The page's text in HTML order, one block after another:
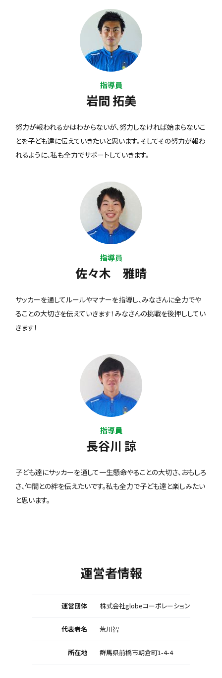
指導員
岩間 拓美
努力が報われるかはわからないが、努力しなければ始まらないこ
とを子ども達に伝えていきたいと思います。そしてその努力が報わ
れるように、私も全力でサポートしていきます。
指導員
佐々木 雅晴
サッカーを通してルールやマナーを指導し、みなさんに全力でや
ることの大切さを伝えていきます！みなさんの挑戦を後押ししてい
きます！
指導員
長谷川 諒
子ども達にサッカーを通して一生懸命やることの大切さ、おもしろ
さ、仲間との絆を伝えたいです。私も全力で子ども達と楽しみたい
と思います。
運営者情報
運営団体 株式会社globeコーポレーション
代表者名 荒川智
所在地 群馬県前橋市朝倉町1-4-4